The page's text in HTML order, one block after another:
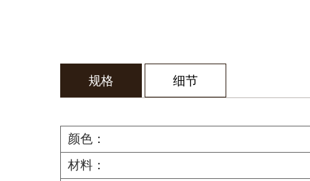
规格 细节
颜色：
材料：